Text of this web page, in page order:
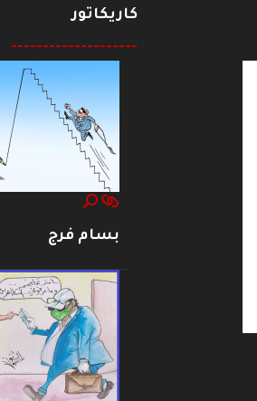
كاريكاتور
--------------------
بسام فرج